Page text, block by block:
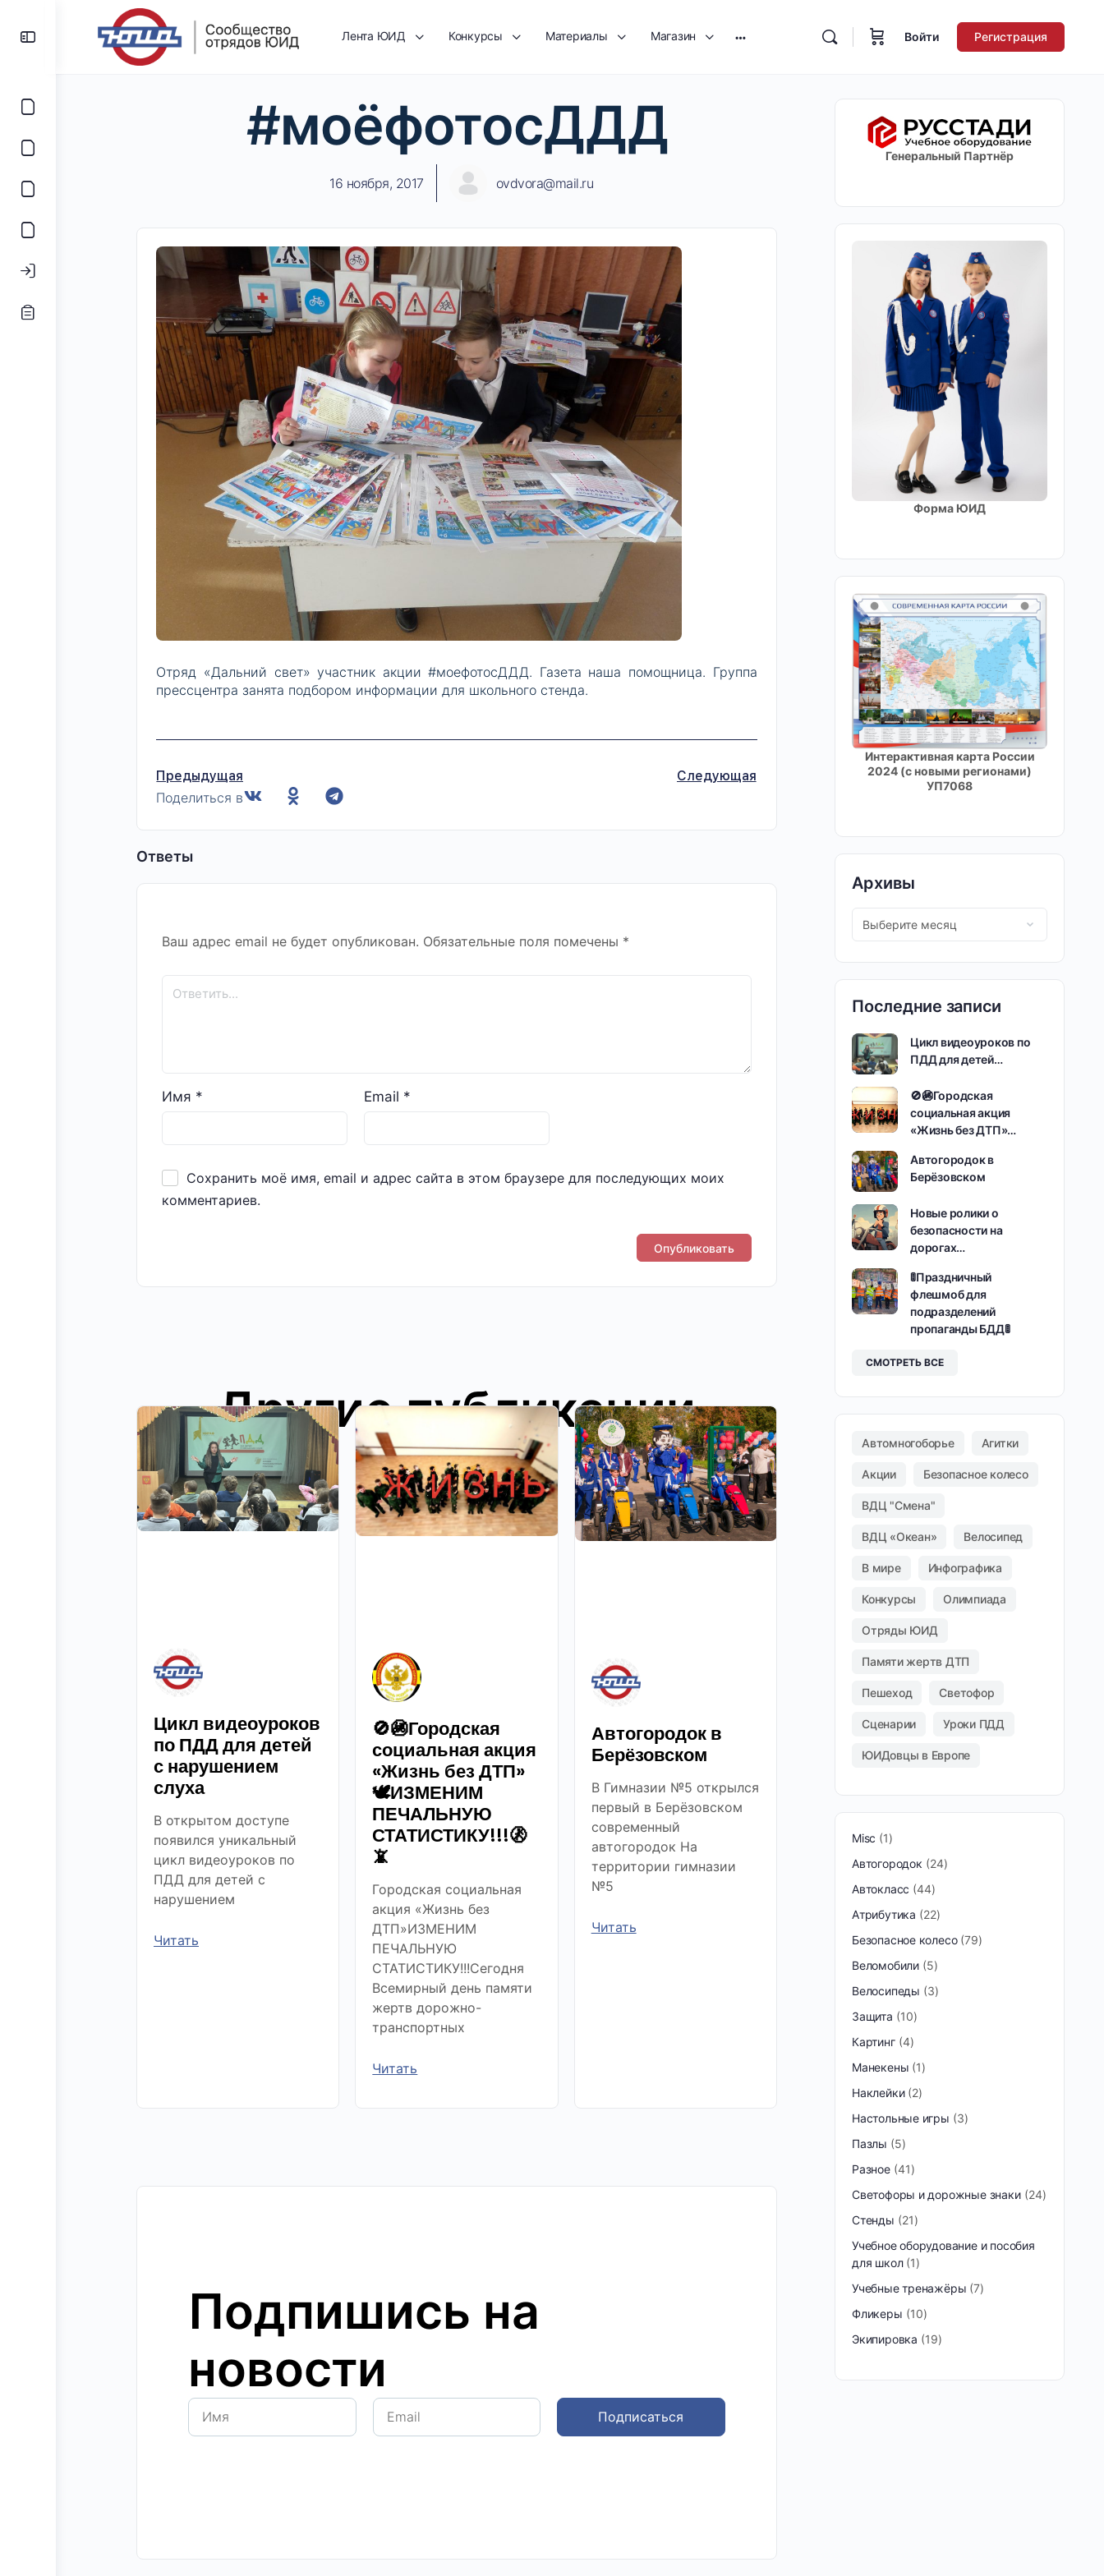
Лента ЮИД Конкурсы Материалы Магазин Войти Регистрация
#моёфотосДДД
16 ноября, 2017 ovdvora@mail.ru
Отряд «Дальний свет» участник акции #моефотосДДД. Газета наша помощница. Группа
прессцентра занята подбором информации для школьного стенда.
Предыдущая Следующая
Поделиться в
Ответы
Ваш адрес email не будет опубликован. Обязательные поля помечены *
Имя * Email *
Сохранить моё имя, email и адрес сайта в этом браузере для последующих моих
комментариев.
Другие публикации
Цикл видеоуроков
по ПДД для детей
с нарушением
слуха
В открытом доступе
появился уникальный
цикл видеоуроков по
ПДД для детей с
нарушением
Читать
🚫🚳Городская
социальная акция
«Жизнь без ДТП»
🕊ИЗМЕНИМ
ПЕЧАЛЬНУЮ
СТАТИСТИКУ!!!🚷
📵
Городская социальная
акция «Жизнь без
ДТП»ИЗМЕНИМ
ПЕЧАЛЬНУЮ
СТАТИСТИКУ!!!Сегодня
Всемирный день памяти
жертв дорожно-
транспортных
Читать
Автогородок в
Берёзовском
В Гимназии №5 открылся
первый в Берёзовском
современный
автогородок На
территории гимназии
№5
Читать
Подпишись на
новости
Подписаться
Генеральный Партнёр
Форма ЮИД
Интерактивная карта России
2024 (с новыми регионами)
УП7068
Архивы
Последние записи
Цикл видеоуроков по
ПДД для детей…
🚫🚳Городская
социальная акция
«Жизнь без ДТП»…
Автогородок в
Берёзовском
Новые ролики о
безопасности на
дорогах…
🚦Праздничный
флешмоб для
подразделений
пропаганды БДД🚦
СМОТРЕТЬ ВСЕ
Автомногоборье Агитки
Акции Безопасное колесо
ВДЦ "Смена"
ВДЦ «Океан» Велосипед
В мире Инфографика
Конкурсы Олимпиада
Отряды ЮИД
Памяти жертв ДТП
Пешеход Светофор
Сценарии Уроки ПДД
ЮИДовцы в Европе
Misc
1
Автогородок
24
Автокласс 44
Атрибутика
22
Безопасное колесо 79
Веломобили 5
Велосипеды
3
Защита
10
Картинг 4
Манекены 1
Наклейки 2
Настольные игры
3
Пазлы
5
Разное 41
Светофоры и дорожные знаки
24
Стенды
21
Учебное оборудование и пособия
для школ 1
Учебные тренажёры 7
Фликеры
10
Экипировка
19